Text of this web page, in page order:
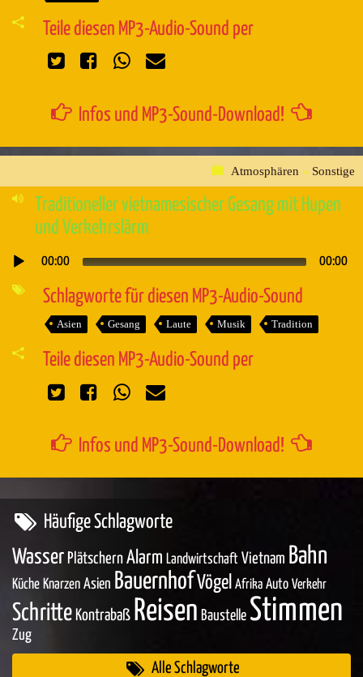
Teile diesen MP3-Audio-Sound per
Infos und MP3-Sound-Download!
Atmosphären » Sonstige
Traditioneller vietnamesischer Gesang mit Hupen
und Verkehrslärm
Audio-
00:00 00:00
Schlagworte für diesen MP3-Audio-Sound
Asien Gesang Laute Musik Tradition
Teile diesen MP3-Audio-Sound per
Infos und MP3-Sound-Download!
Häufige Schlagworte
Wasser Plätschern Alarm Landwirtschaft Vietnam Bahn
Küche Knarzen Asien BauernhofVögel Afrika Auto Verkehr
Schritte Kontrabaß Reisen Baustelle Stimmen
Zug
Alle Schlagworte